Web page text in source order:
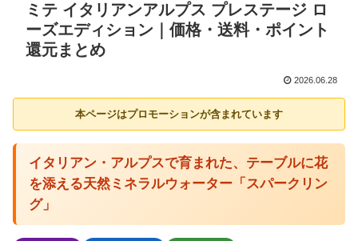
ミテ イタリアンアルプス プレステージ ロ
ーズエディション｜価格・送料・ポイント
還元まとめ
2026.06.28
本ページはプロモーションが含まれています
イタリアン・アルプスで育まれた、テーブルに花
を添える天然ミネラルウォーター「スパークリン
グ」